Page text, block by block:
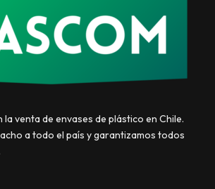
la venta de envases de plástico en Chile.
a todo el país y garantizamos todos